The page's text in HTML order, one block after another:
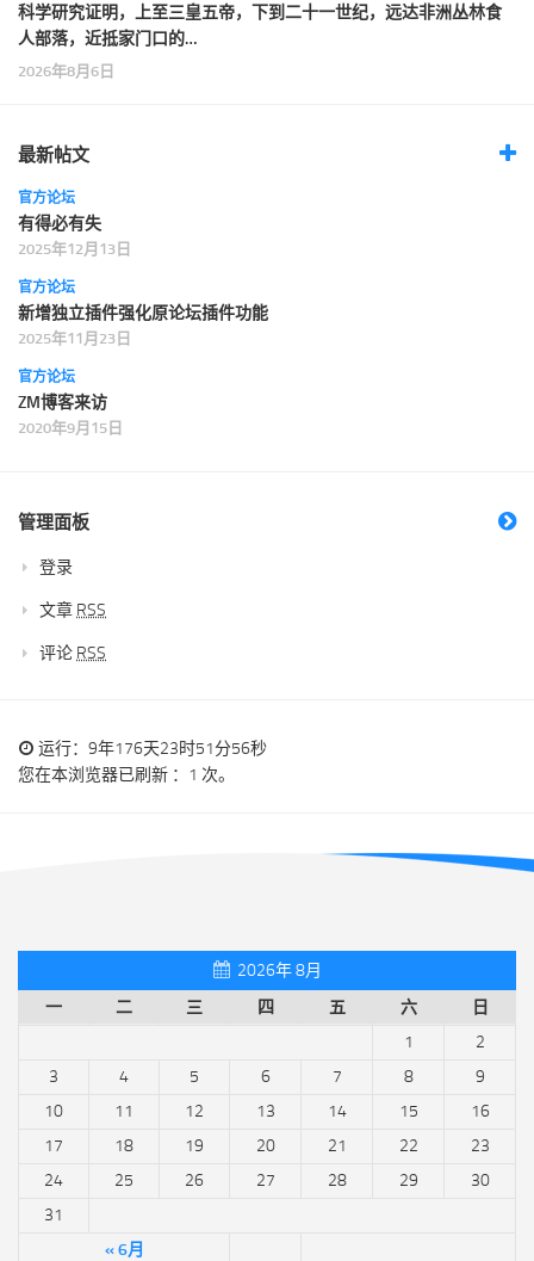
科学研究证明，上至三皇五帝，下到二十一世纪，远达非洲丛林食
人部落，近抵家门口的…
2026年8月6日
最新帖文
官方论坛
有得必有失
2025年12月13日
官方论坛
新增独立插件强化原论坛插件功能
2025年11月23日
官方论坛
ZM博客来访
2020年9月15日
管理面板
登录
文章 RSS
评论 RSS
运行：9年176天23时51分56秒
您在本浏览器已刷新 ：1 次。
2026年 8月
一
二 三 四 五 六 日
« 6月
1
2
3
4 5 6 7 8
9
10
11 12 13 14 15
16
17
18 19 20 21 22
23
24
25 26 27 28 29
30
31